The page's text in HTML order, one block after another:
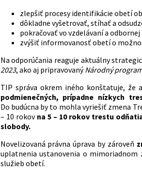
zlepšiť procesy identifikácie obetí
dôkladne vyšetrovať, stíhať a
pokračovať vo vzdelávaní a
zvýšiť informovanosť obetí o
Na odporúčania reaguje aktuálny
2023, ako aj pripravovanýNárodný
TIP správa okrem iného konštatuje, že
podmienečných, prípadne nízkych
Do budúcna by to mohla vyriešiť zmena
– 10 rokov na 5 – 10 rokov trestu
slobody.
Novelizovaná právna úprava by zároveň
uplatnenia ustanovenia o mimoriadnom
služieb obetí.